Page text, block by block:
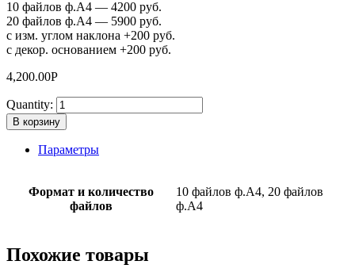
10 файлов ф.А4 — 4200 руб.
20 файлов ф.А4 — 5900 руб.
с изм. углом наклона +200 руб.
с декор. основанием +200 руб.
4,200.00Р
Quantity:
В корзину
Параметры
Формат и количество
файлов
10 файлов ф.А4, 20 файлов
ф.А4
Похожие товары